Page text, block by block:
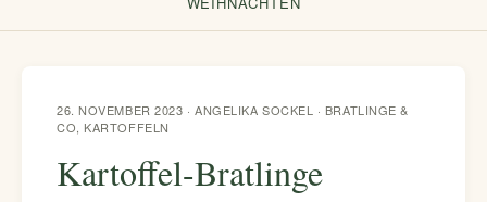
26. NOVEMBER 2023 · ANGELIKA SOCKEL · BRATLINGE &
CO KARTOFFELN
Kartoffel-Bratlinge